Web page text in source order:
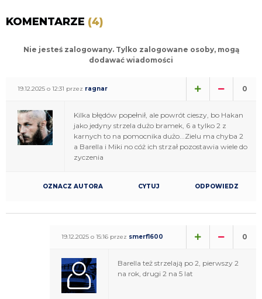
KOMENTARZE (4)
Nie jesteś zalogowany. Tylko zalogowane osoby, mogą
dodawać wiadomości
19.12.2025 o 12:31 przez ragnar 0
Kilka błędów popełnił, ale powrót cieszy, bo Hakan
jako jedyny strzela dużo bramek, 6 a tylko 2 z
karnych to na pomocnika dużo...Zielu ma chyba 2
a Barella i Miki no cóż ich strzał pozostawia wiele do
zyczenia
OZNACZ AUTORA CYTUJ ODPOWIEDZ
19.12.2025 o 15:16 przez smerf1600 0
Barella też strzelają po 2, pierwszy 2
na rok, drugi 2 na 5 lat